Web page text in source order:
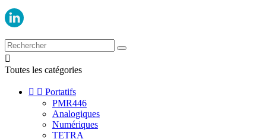

Toutes les catégories
  Portatifs
PMR446
Analogiques
Numériques
TETRA